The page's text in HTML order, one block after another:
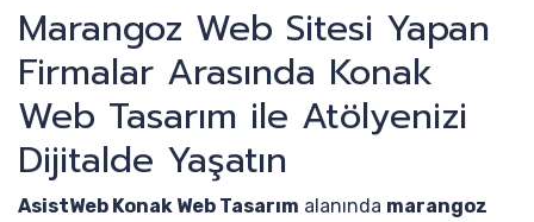
Marangoz Web Sitesi Yapan
Firmalar Arasında Konak
Web Tasarım ile Atölyenizi
Dijitalde Yaşatın
AsistWeb Konak Web Tasarım alanında marangoz